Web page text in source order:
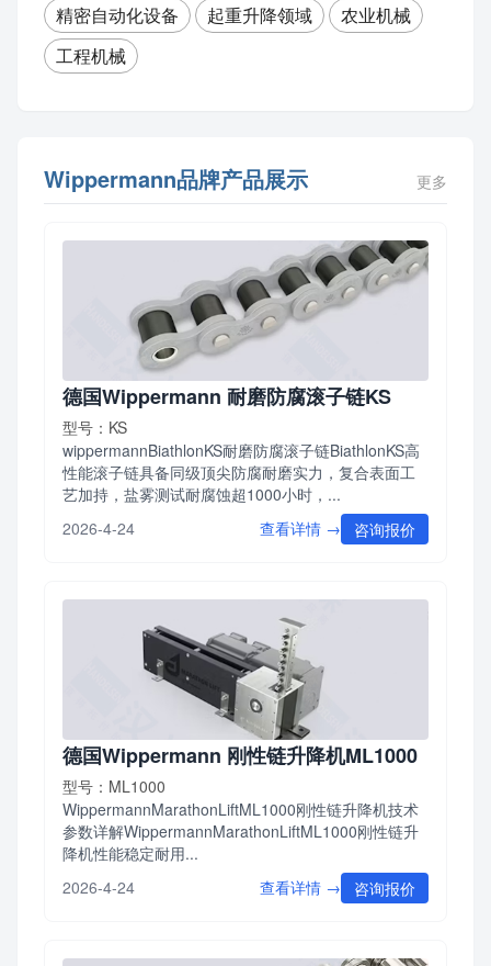
精密自动化设备
起重升降领域
农业机械
工程机械
Wippermann品牌产品展示 更多
德国Wippermann 耐磨防腐滚子链KS
型号：KS
wippermannBiathlonKS耐磨防腐滚子链BiathlonKS高
性能滚子链具备同级顶尖防腐耐磨实力，复合表面工
艺加持，盐雾测试耐腐蚀超1000小时，...
2026-4-24
查看详情 → 咨询报价
德国Wippermann 刚性链升降机ML1000
型号：ML1000
WippermannMarathonLiftML1000刚性链升降机技术
参数详解WippermannMarathonLiftML1000刚性链升
降机性能稳定耐用...
2026-4-24
查看详情 → 咨询报价